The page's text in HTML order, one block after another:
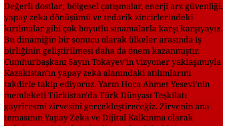
Değerli dostlar; bölgesel çatışmalar, enerji arz güvenliği,
yapay zeka dönüşümü ve tedarik zincirlerindeki
kırılmalar gibi çok boyutlu sınamalarla karşı karşıyayız.
Bu dinamiğin bir sonucu olarak ülkeler arasında iş
birliğinin geliştirilmesi daha da önem kazanmıştır.
Cumhurbaşkanı Sayın Tokayev'in vizyoner yaklaşımıyla
Kazakistan'ın yapay zeka alanındaki atılımlarını
takdirle takip ediyoruz. Yarın Hoca Ahmet Yesevi'nin
memleketi Türkistan'da Türk Dünyası Teşkilatı
gayriresmi zirvesini gerçekleştireceğiz. Zirvenin ana
temasının Yapay Zeka ve Dijital Kalkınma olarak